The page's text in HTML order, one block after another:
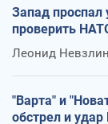
Запад проспал
проверить
Леонид Невзлин
"Варта" и
обстрел и